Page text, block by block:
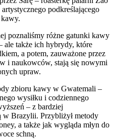
podkreślającego
poznaliśmy różne gatunki kawy
ale także ich hybrydy, które
a potem, zauważone przez
i naukowców, stają się nowymi
upraw.
zbioru kawy w Gwatemali –
wysiłku i codziennego
– z bardziej
w Brazylii. Przybliżył metody
a także jak wygląda młyn do
schną.